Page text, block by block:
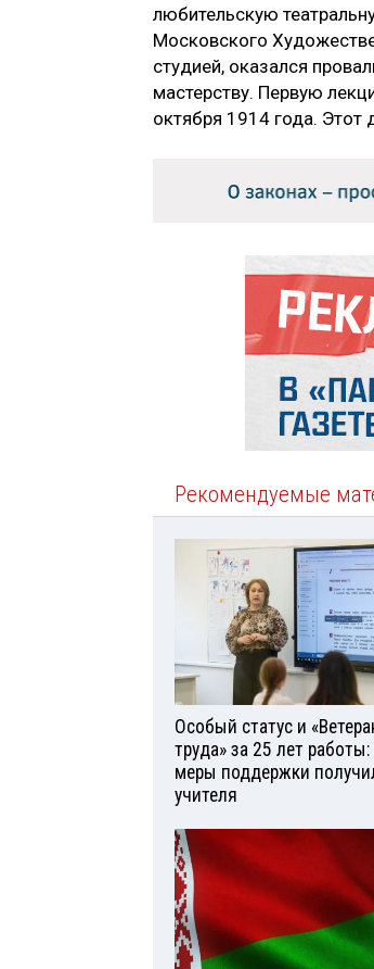
любительскую
Московского
студией, оказался
мастерству. Первую
октября 1914 года. Этот
Рекомендуемые
Особый статус и
труда» за 25 лет работы:
меры поддержки
учителя